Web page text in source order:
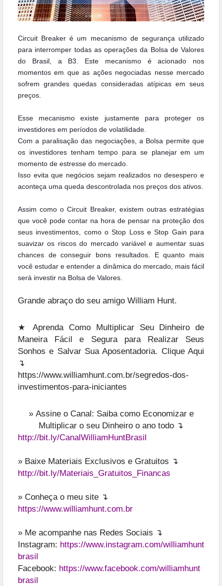
Circuit Breaker é um mecanismo de segurança utilizado
para interromper todas as operações da Bolsa de Valores
do Brasil, a B3. Este mecanismo é acionado nos
momentos em que as ações negociadas nesse mercado
sofrem grandes quedas consideradas atípicas em seus
preços.
Esse mecanismo existe justamente para proteger os
investidores em períodos de volatilidade.
Com a paralisação das negociações, a Bolsa permite que
os investidores tenham tempo para se planejar em um
momento de estresse do mercado.
Isso evita que negócios sejam realizados no desespero e
aconteça uma queda descontrolada nos preços dos ativos.
Assim como o Circuit Breaker, existem outras estratégias
que você pode contar na hora de pensar na proteção dos
seus investimentos, como o Stop Loss e Stop Gain para
suavizar os riscos do mercado variável e aumentar suas
chances de conseguir bons resultados. E quanto mais
você estudar e entender a dinâmica do mercado, mais fácil
será investir na Bolsa de Valores.
Grande abraço do seu amigo William Hunt.
★ Aprenda Como Multiplicar Seu Dinheiro de
Maneira Fácil e Segura para Realizar Seus
Sonhos e Salvar Sua Aposentadoria. Clique Aqui
↴
https://www.williamhunt.com.br/segredos-dos-
investimentos-para-iniciantes
» Assine o Canal: Saiba como Economizar e
Multiplicar o seu Dinheiro o ano todo ↴
http://bit.ly/CanalWilliamHuntBrasil
» Baixe Materiais Exclusivos e Gratuitos ↴
http://bit.ly/Materiais_Gratuitos_Financas
» Conheça o meu site ↴
https://www.williamhunt.com.br
» Me acompanhe nas Redes Sociais ↴
Instagram: https://www.instagram.com/williamhunt
brasil
Facebook: https://www.facebook.com/williamhunt
brasil